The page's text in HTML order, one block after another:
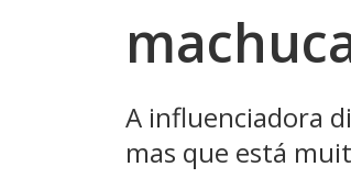
A influenciadora
mas que está